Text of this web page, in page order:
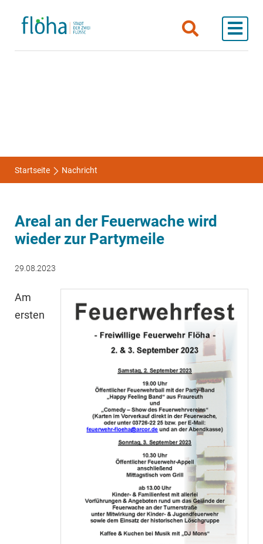
Startseite Nachricht
Areal an der Feuerwache wird
wieder zur Partymeile
29.08.2023
Am
ersten